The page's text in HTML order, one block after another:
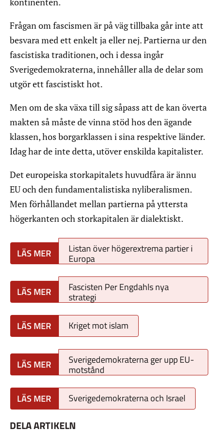
Frågan om fascismen är på väg tillbaka går inte att
besvara med ett enkelt ja eller nej. Partierna ur den
fascistiska traditionen, och i dessa ingår
Sverigedemokraterna, innehåller alla de delar som
utgör ett fascistiskt hot.
Men om de ska växa till sig såpass att de kan överta
makten så måste de vinna stöd hos den ägande
klassen, hos borgarklassen i sina respektive länder.
Idag har de inte detta, utöver enskilda kapitalister.
Det europeiska storkapitalets huvudfåra är ännu
EU och den fundamentalistiska nyliberalismen.
Men förhållandet mellan partierna på yttersta
högerkanten och storkapitalen är dialektiskt.
Listan över högerextrema partier i
Europa
Fascisten Per Engdahls nya
strategi
Kriget mot islam
Sverigedemokraterna ger upp EU-
motstånd
Sverigedemokraterna och Israel
DELA ARTIKELN